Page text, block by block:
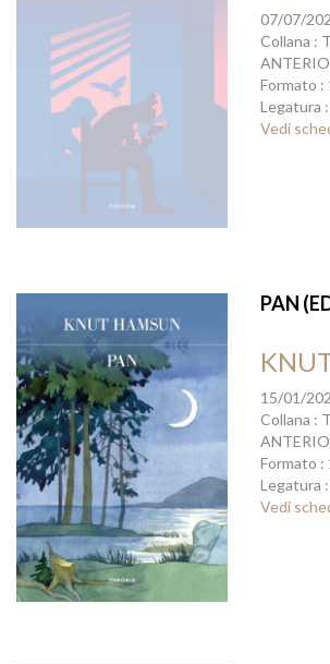
07/07/
Collana :
Formato :
Legatura
Vedi
PAN
15/01/
Collana :
Formato :
Legatura
Vedi